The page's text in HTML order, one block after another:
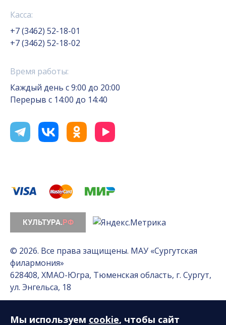
Касса:
+7 (3462) 52-18-01
+7 (3462) 52-18-02
Время работы:
Каждый день с 9:00 до 20:00
Перерыв с 14:00 до 14:40
© 2026. Все права защищены. МАУ «Сургутская
филармония»
628408, ХМАО-Югра, Тюменская область, г. Сургут,
ул. Энгельса, 18
Разработка сайта — Интернет-лаборатория
Мы используем cookie, чтобы сайт